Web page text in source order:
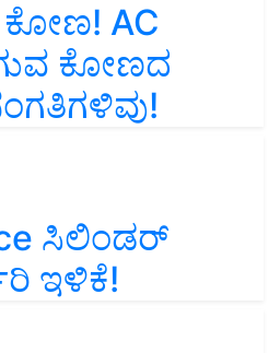
AC
ಕೋಣದ
ಸಿಲಿಂಡರ್‌
ಇಳಿಕೆ!